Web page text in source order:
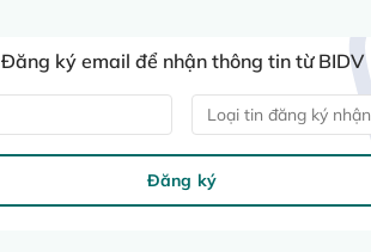
Đăng ký email để nhận thông tin từ BIDV
Loại tin đăng ký nhận
Đăng ký